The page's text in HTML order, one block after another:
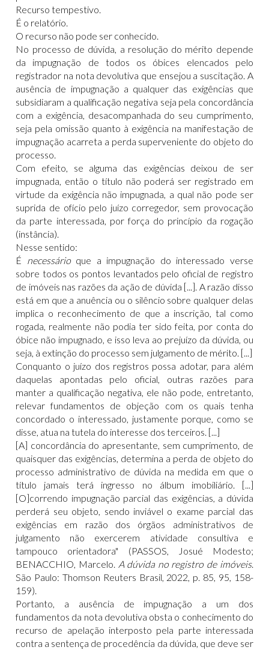
Recurso tempestivo.
É o relatório.
O recurso não pode ser conhecido.
No processo de dúvida, a resolução do mérito depende
da impugnação de todos os óbices elencados pelo
registrador na nota devolutiva que ensejou a suscitação. A
ausência de impugnação a qualquer das exigências que
subsidiaram a qualificação negativa seja pela concordância
com a exigência, desacompanhada do seu cumprimento,
seja pela omissão quanto à exigência na manifestação de
impugnação acarreta a perda superveniente do objeto do
processo.
Com efeito, se alguma das exigências deixou de ser
impugnada, então o título não poderá ser registrado em
virtude da exigência não impugnada, a qual não pode ser
suprida de ofício pelo juízo corregedor, sem provocação
da parte interessada, por força do princípio da rogação
(instância).
Nesse sentido:
É necessário que a impugnação do interessado verse
sobre todos os pontos levantados pelo oficial de registro
de imóveis nas razões da ação de dúvida [...]. A razão disso
está em que a anuência ou o silêncio sobre qualquer delas
implica o reconhecimento de que a inscrição, tal como
rogada, realmente não podia ter sido feita, por conta do
óbice não impugnado, e isso leva ao prejuízo da dúvida, ou
seja, à extinção do processo sem julgamento de mérito. [...]
Conquanto o juízo dos registros possa adotar, para além
daquelas apontadas pelo oficial, outras razões para
manter a qualificação negativa, ele não pode, entretanto,
relevar fundamentos de objeção com os quais tenha
concordado o interessado, justamente porque, como se
disse, atua na tutela do interesse dos terceiros. [...]
[A] concordância do apresentante, sem cumprimento, de
quaisquer das exigências, determina a perda de objeto do
processo administrativo de dúvida na medida em que o
título jamais terá ingresso no álbum imobiliário. [...]
[O]correndo impugnação parcial das exigências, a dúvida
perderá seu objeto, sendo inviável o exame parcial das
exigências em razão dos órgãos administrativos de
julgamento não exercerem atividade consultiva e
tampouco orientadora" (PASSOS, Josué Modesto;
BENACCHIO, Marcelo. A dúvida no registro de imóveis.
São Paulo: Thomson Reuters Brasil, 2022, p. 85, 95, 158-
159).
Portanto, a ausência de impugnação a um dos
fundamentos da nota devolutiva obsta o conhecimento do
recurso de apelação interposto pela parte interessada
contra a sentença de procedência da dúvida, que deve ser